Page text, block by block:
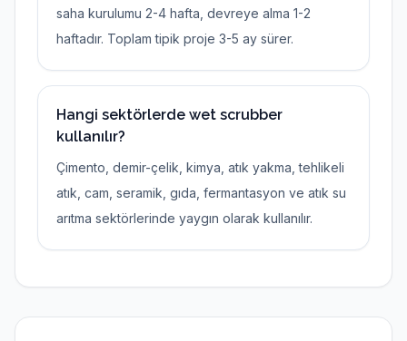
saha kurulumu 2-4 hafta, devreye alma 1-2
haftadır. Toplam tipik proje 3-5 ay sürer.
Hangi sektörlerde wet scrubber
kullanılır?
Çimento, demir-çelik, kimya, atık yakma, tehlikeli
atık, cam, seramik, gıda, fermantasyon ve atık su
arıtma sektörlerinde yaygın olarak kullanılır.